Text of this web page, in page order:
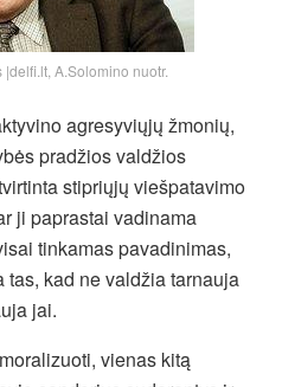
A.Solomino nuotr.
agresyviųjų žmonių,
pradžios valdžios
stipriųjų viešpatavimo
ji paprastai vadinama
tinkamas pavadinimas,
kad ne valdžia tarnauja
jai.
vienas kitą